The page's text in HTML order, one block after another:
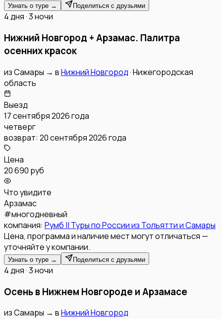
Узнать о туре → Поделиться с друзьями
4 дня · 3 ночи
Нижний Новгород + Арзамас. Палитра
осенних красок
изСамары → вНижний Новгород·Нижегородская
область
Выезд
17 сентября 2026 года
четверг
возврат: 20 сентября 2026 года
Цена
20 690 руб
Что увидите
Арзамас
#многодневный
компания: Румб || Туры по России из Тольятти и Самары
Цена, программа и наличие мест могут отличаться —
уточняйте у компании.
Узнать о туре → Поделиться с друзьями
4 дня · 3 ночи
Осень в Нижнем Новгороде и Арзамасе
изСамары → вНижний Новгород